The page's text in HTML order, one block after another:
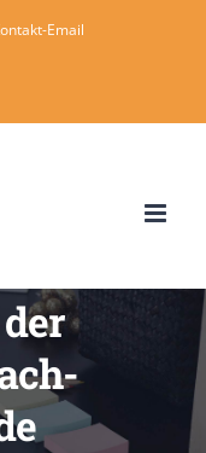
Email